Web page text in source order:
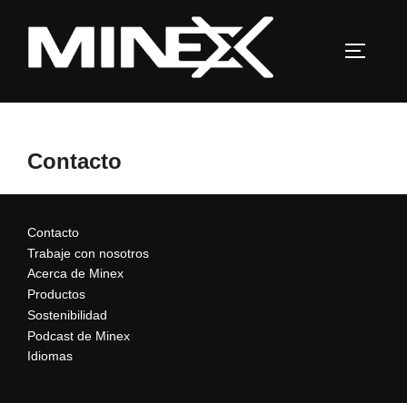
contenido
Contacto
Contacto
Trabaje con nosotros
Acerca de Minex
Productos
Sostenibilidad
Podcast de Minex
Idiomas